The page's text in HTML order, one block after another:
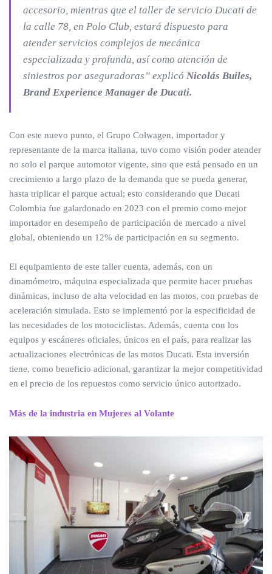
accesorio, mientras que el taller de servicio Ducati de
la calle 78, en Polo Club, estará dispuesto para
atender servicios complejos de mecánica
especializada y profunda, así como atención de
siniestros por aseguradoras” explicó Nicolás Builes,
Brand Experience Manager de Ducati.
Con este nuevo punto, el Grupo Colwagen, importador y
representante de la marca italiana, tuvo como visión poder atender
no solo el parque automotor vigente, sino que está pensado en un
crecimiento a largo plazo de la demanda que se pueda generar,
hasta triplicar el parque actual; esto considerando que Ducati
Colombia fue galardonado en 2023 con el premio como mejor
importador en desempeño de participación de mercado a nivel
global, obteniendo un 12% de participación en su segmento.
El equipamiento de este taller cuenta, además, con un
dinamómetro, máquina especializada que permite hacer pruebas
dinámicas, incluso de alta velocidad en las motos, con pruebas de
aceleración simulada. Esto se implementó por la especificidad de
las necesidades de los motociclistas. Además, cuenta con los
equipos y escáneres oficiales, únicos en el país, para realizar las
actualizaciones electrónicas de las motos Ducati. Esta inversión
tiene, como beneficio adicional, garantizar la mejor competitividad
en el precio de los repuestos como servicio único autorizado.
Más de la industria en Mujeres al Volante